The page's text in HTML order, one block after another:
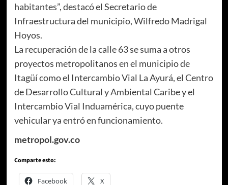
habitantes”, destacó el Secretario de
Infraestructura del municipio, Wilfredo Madrigal
Hoyos.
La recuperación de la calle 63 se suma a otros
proyectos metropolitanos en el municipio de
Itagüí como el Intercambio Vial La Ayurá, el Centro
de Desarrollo Cultural y Ambiental Caribe y el
Intercambio Vial Induamérica, cuyo puente
vehicular ya entró en funcionamiento.
metropol.gov.co
Comparte esto:
Facebook X